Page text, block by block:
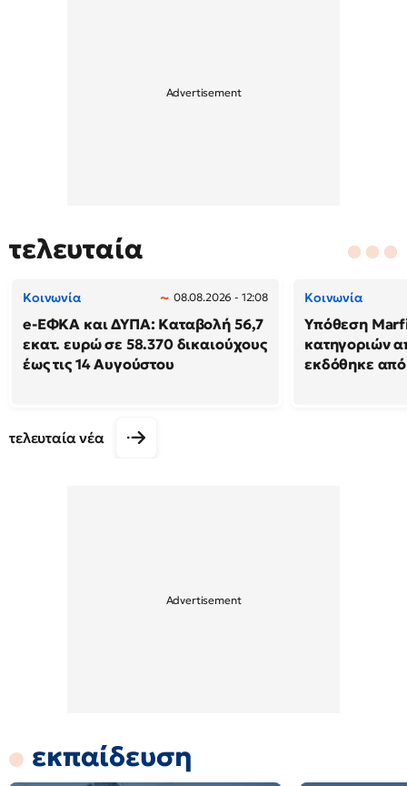
τελευταία
Κοινωνία 08.08.2026 - 12:08
e-ΕΦΚΑ και ΔΥΠΑ: Καταβολή 56,7
εκατ. ευρώ σε 58.370 δικαιούχους
έως τις 14 Αυγούστου
Κοινωνία
Υπόθεση
κατηγοριών
εκδόθηκε από
τελευταία νέα
εκπαίδευση